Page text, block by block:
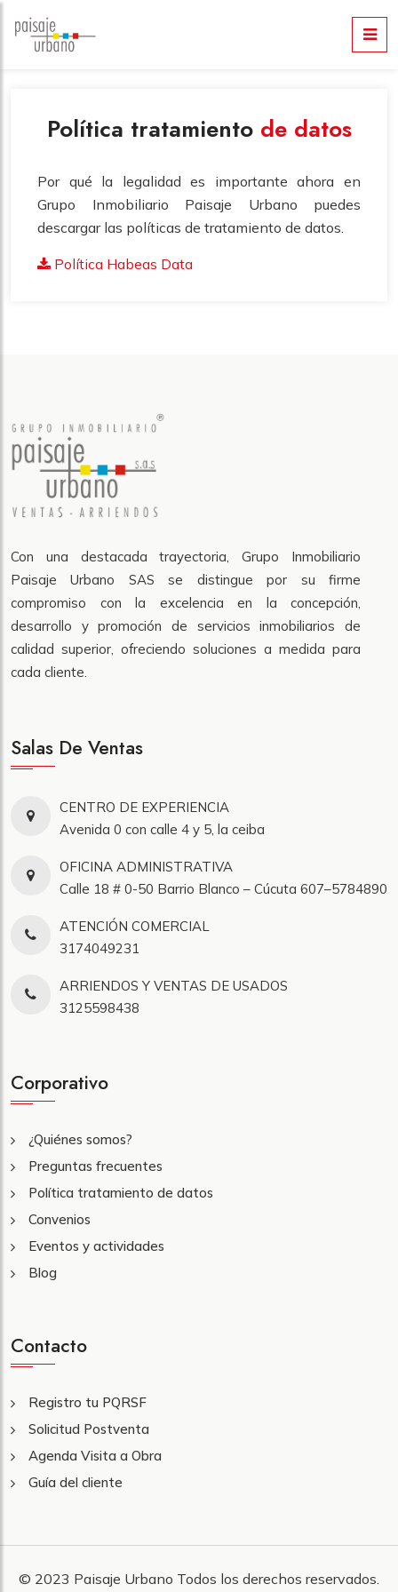
Política tratamiento de datos
Por qué la legalidad es importante ahora en
Grupo Inmobiliario Paisaje Urbano puedes
descargar las políticas de tratamiento de datos.
Política Habeas Data
Con una destacada trayectoria, Grupo Inmobiliario
Paisaje Urbano SAS se distingue por su firme
compromiso con la excelencia en la concepción,
desarrollo y promoción de servicios inmobiliarios de
calidad superior, ofreciendo soluciones a medida para
cada cliente.
Salas De Ventas
CENTRO DE EXPERIENCIA
Avenida 0 con calle 4 y 5, la ceiba
OFICINA ADMINISTRATIVA
Calle 18 # 0-50 Barrio Blanco – Cúcuta 607–5784890
ATENCIÓN COMERCIAL
3174049231
ARRIENDOS Y VENTAS DE USADOS
3125598438
Corporativo
¿Quiénes somos?
Preguntas frecuentes
Política tratamiento de datos
Convenios
Eventos y actividades
Blog
Contacto
Registro tu PQRSF
Solicitud Postventa
Agenda Visita a Obra
Guía del cliente
© 2023 Paisaje Urbano Todos los derechos reservados.